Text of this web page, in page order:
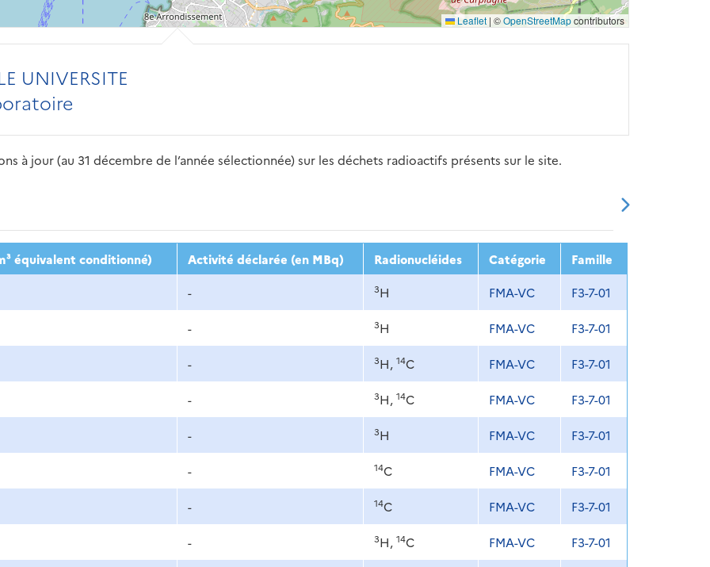
Leaflet | ©OpenStreetMapcontributors
UNIVERSITE
à jour (au 31 décembre de l’année sélectionnée) sur les déchets radioactifs présents sur le site.
2017 2018 2019 2020 2021 2022 2023
équivalent conditionné) Activité déclarée (en MBq) Radionucléides Catégorie
Famille
-
3H FMA-VC F3-7-01
- 3H FMA-VC F3-7-01
- 3H, 14C FMA-VC F3-7-01
- 3H, 14C FMA-VC F3-7-01
- 3H FMA-VC F3-7-01
- 14C FMA-VC F3-7-01
- 14C FMA-VC F3-7-01
- 3H, 14C FMA-VC F3-7-01